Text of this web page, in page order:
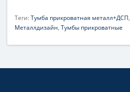
Теги:Тумба прикроватная металл+ДСП,
Металлдизайн, Тумбы прикроватные